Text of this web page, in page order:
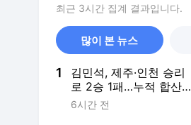
최근 3시간 집계 결과입니다.
많이 본 뉴스
1
김민석, 제주·인천 승리
로 2승 1패…누적 합산
역전하며 선두 탈환(종
6시간 전